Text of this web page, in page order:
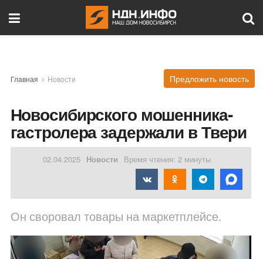
Главная Новости Предложить новость
Новосибирского мошенника-
гастролера задержали в Твери
02.04.2025 Новости Время чтения: 2 минуты
Он своровал товары на маркетплейсе.